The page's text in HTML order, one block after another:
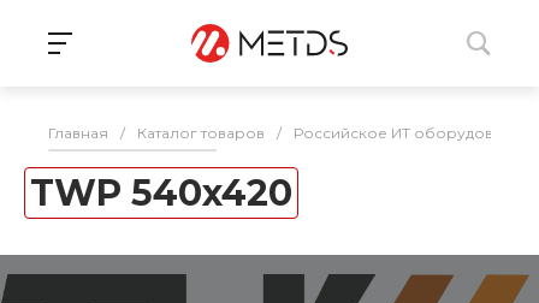
Главная / Каталог товаров / Российское ИТ оборудование
TWP 540x420